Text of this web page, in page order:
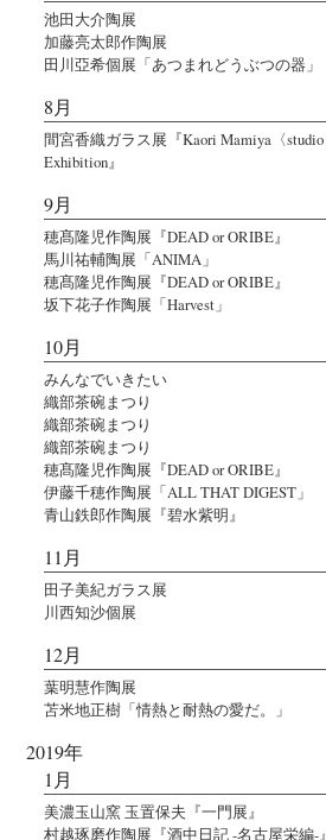
池田大介陶展
加藤亮太郎作陶展
田川亞希個展「あつまれどうぶつの器」
8月
間宮香織ガラス展『Kaori Mamiya〈studio
Exhibition』
9月
穂髙隆児作陶展『DEAD or ORIBE』
馬川祐輔陶展「ANIMA」
穂髙隆児作陶展『DEAD or ORIBE』
坂下花子作陶展「Harvest」
10月
みんなでいきたい
織部茶碗まつり
織部茶碗まつり
織部茶碗まつり
穂髙隆児作陶展『DEAD or ORIBE』
伊藤千穂作陶展「ALL THAT DIGEST」
青山鉄郎作陶展『碧水紫明』
11月
田子美紀ガラス展
川西知沙個展
12月
葉明慧作陶展
苫米地正樹「情熱と耐熱の愛だ。」
2019年
1月
美濃玉山窯 玉置保夫『一門展』
村越琢磨作陶展『酒中日記 -名古屋栄編-』